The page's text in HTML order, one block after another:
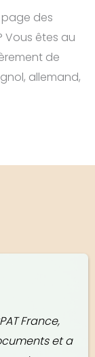
des
Vous êtes au
de
allemand,
France,
et a